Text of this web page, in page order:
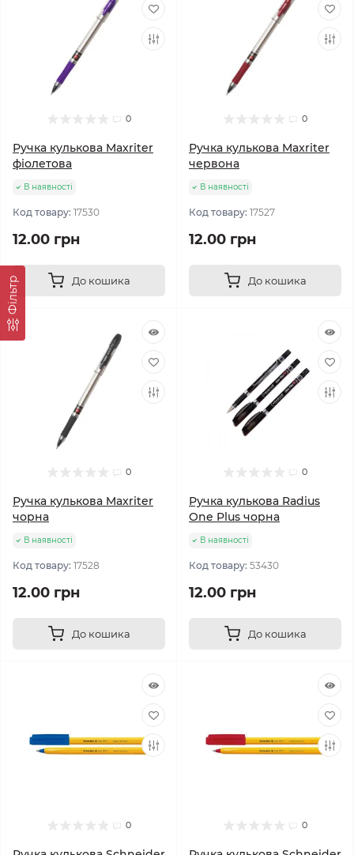
Фільтр
0
Ручка кулькова Maxriter
фіолетова
В наявності
Код товару: 17530
12.00 грн
До кошика
0
Ручка кулькова Maxriter
червона
В наявності
Код товару: 17527
12.00 грн
До кошика
0
Ручка кулькова Maxriter
чорна
В наявності
Код товару: 17528
12.00 грн
До кошика
0
Ручка кулькова Radius
One Plus чорна
В наявності
Код товару: 53430
12.00 грн
До кошика
0 0